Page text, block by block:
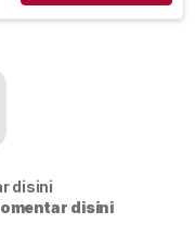
disini
disini